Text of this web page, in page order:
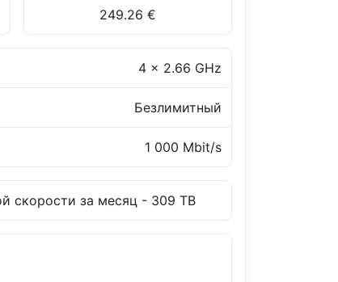
249.26 €
4 x 2.66 GHz
Безлимитный
1 000 Mbit/s
скорости за месяц - 309 TB